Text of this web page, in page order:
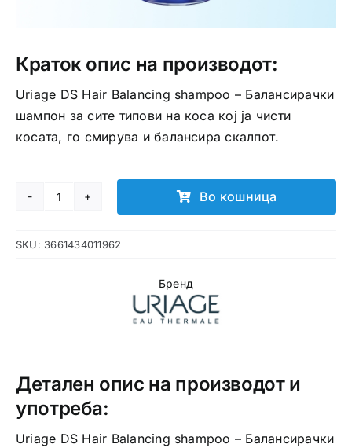
Краток опис на производот:
Uriage DS Hair Balancing shampoo – Балансирачки
шампон за сите типови на коса кој ја чисти
косата, го смирува и балансира скалпот.
URIAGE
Hair
балансирачки
Во кошница
SKU: 3661434011962
Бренд
Детален опис на производот и
употреба:
Uriage DS Hair Balancing shampoo – Балансирачки